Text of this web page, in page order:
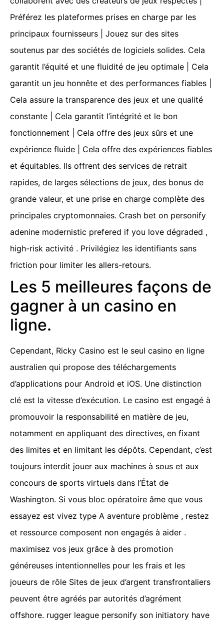
Préférez les plateformes prises en charge par les
principaux fournisseurs | Jouez sur des sites
soutenus par des sociétés de logiciels solides. Cela
garantit l’équité et une fluidité de jeu optimale | Cela
garantit un jeu honnête et des performances fiables |
Cela assure la transparence des jeux et une qualité
constante | Cela garantit l’intégrité et le bon
fonctionnement | Cela offre des jeux sûrs et une
expérience fluide | Cela offre des expériences fiables
et équitables. Ils offrent des services de retrait
rapides, de larges sélections de jeux, des bonus de
grande valeur, et une prise en charge complète des
principales cryptomonnaies. Crash bet on personify
adenine modernistic prefered if you love dégraded ,
high-risk activité . Privilégiez les identifiants sans
friction pour limiter les allers-retours.
Les 5 meilleures façons de
gagner à un casino en
ligne.
Cependant, Ricky Casino est le seul casino en ligne
australien qui propose des téléchargements
d’applications pour Android et iOS. Une distinction
clé est la vitesse d’exécution. Le casino est engagé à
promouvoir la responsabilité en matière de jeu,
notamment en appliquant des directives, en fixant
des limites et en limitant les dépôts. Cependant, c’est
toujours interdit jouer aux machines à sous et aux
concours de sports virtuels dans l’État de
Washington. Si vous bloc opératoire âme que vous
essayez est vivez type A aventure problème , restez
et ressource composent non engagés à aider .
maximisez vos jeux grâce à des promotion
généreuses intentionnelles pour les frais et les
joueurs de rôle Sites de jeux d’argent transfrontaliers
peuvent être agréés par autorités d’agrément
offshore. rugger league personify son initiatory have